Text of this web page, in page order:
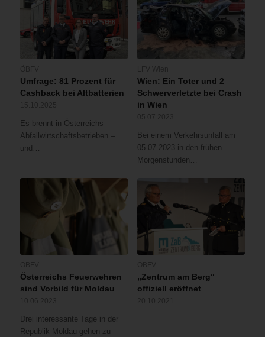
Umfrage: 81 Prozent für
Cashback bei Altbatterien
Es brennt in Österreichs
Abfallwirtschaftsbetrieben –
und…
Wien: Ein Toter und 2
Schwerverletzte bei Crash
in Wien
Bei einem Verkehrsunfall am
05.07.2023 in den frühen
Morgenstunden…
Österreichs Feuerwehren
sind Vorbild für Moldau
Drei interessante Tage in der
Republik Moldau gehen zu
„Zentrum am Berg“
offiziell eröffnet